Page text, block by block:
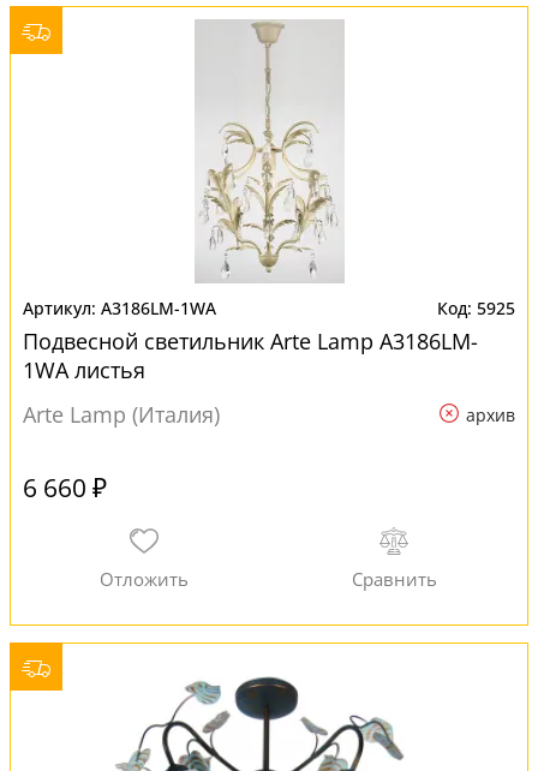
A3186LM-1WA 5925
Подвесной светильник Arte Lamp A3186LM-
1WA листья
Arte Lamp (Италия)
архив
6 660 ₽